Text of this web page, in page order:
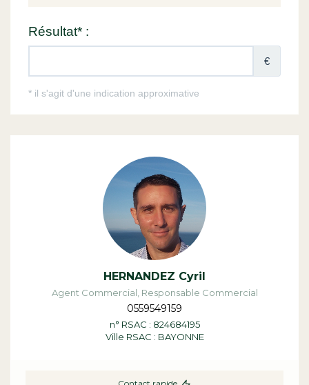
HERNANDEZ Cyril
Agent Commercial, Responsable Commercial
0559549159
n° RSAC : 824684195
Ville RSAC : BAYONNE